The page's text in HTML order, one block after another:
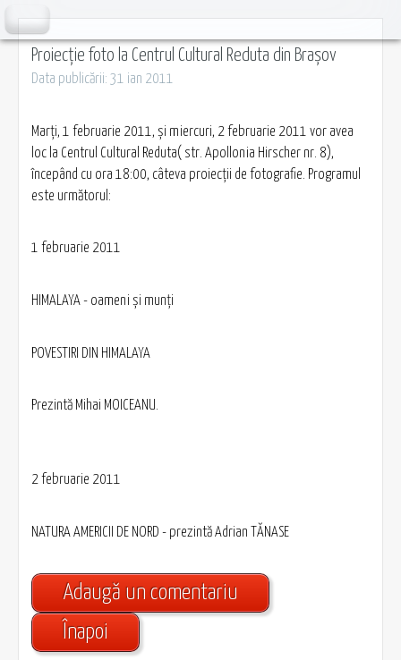
Proiecție foto la Centrul Cultural Reduta din Brașov
Data publicării: 31 ian 2011
Marţi, 1 februarie 2011, şi miercuri, 2 februarie 2011 vor avea
loc la Centrul Cultural Reduta( str. Apollonia Hirscher nr. 8),
începând cu ora 18:00, câteva proiecţii de fotografie. Programul
este următorul:
1 februarie 2011
HIMALAYA - oameni şi munţi
POVESTIRI DIN HIMALAYA
Prezintă Mihai MOICEANU.
2 februarie 2011
NATURA AMERICII DE NORD - prezintă Adrian TĂNASE
Adaugă un comentariu
Înapoi